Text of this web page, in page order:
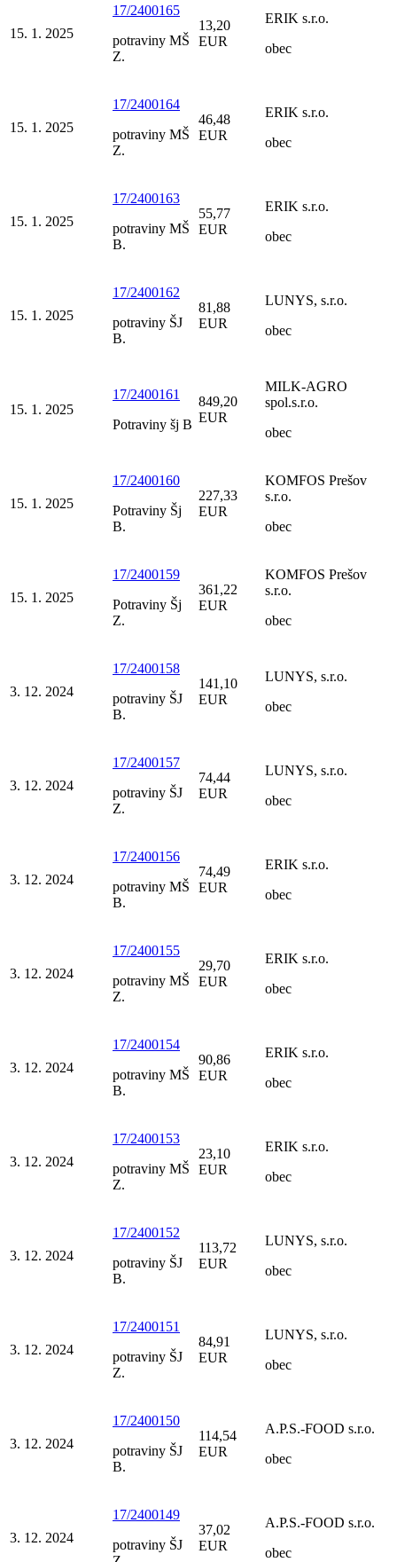
15. 1. 2025
17/2400165
potraviny MŠ
Z.
13,20
EUR
ERIK s.r.o.
obec
15. 1. 2025
17/2400164
potraviny MŠ
Z.
46,48
EUR
ERIK s.r.o.
obec
15. 1. 2025
17/2400163
potraviny MŠ
B.
55,77
EUR
ERIK s.r.o.
obec
15. 1. 2025
17/2400162
potraviny ŠJ
B.
81,88
EUR
LUNYS, s.r.o.
obec
15. 1. 2025
17/2400161
Potraviny šj B
849,20
EUR
MILK-AGRO
spol.s.r.o.
obec
15. 1. 2025
17/2400160
Potraviny Šj
B.
227,33
EUR
KOMFOS Prešov
s.r.o.
obec
15. 1. 2025
17/2400159
Potraviny Šj
Z.
361,22
EUR
KOMFOS Prešov
s.r.o.
obec
3. 12. 2024
17/2400158
potraviny ŠJ
B.
141,10
EUR
LUNYS, s.r.o.
obec
3. 12. 2024
17/2400157
potraviny ŠJ
Z.
74,44
EUR
LUNYS, s.r.o.
obec
3. 12. 2024
17/2400156
potraviny MŠ
B.
74,49
EUR
ERIK s.r.o.
obec
3. 12. 2024
17/2400155
potraviny MŠ
Z.
29,70
EUR
ERIK s.r.o.
obec
3. 12. 2024
17/2400154
potraviny MŠ
B.
90,86
EUR
ERIK s.r.o.
obec
3. 12. 2024
17/2400153
potraviny MŠ
Z.
23,10
EUR
ERIK s.r.o.
obec
3. 12. 2024
17/2400152
potraviny ŠJ
B.
113,72
EUR
LUNYS, s.r.o.
obec
3. 12. 2024
17/2400151
potraviny ŠJ
Z.
84,91
EUR
LUNYS, s.r.o.
obec
3. 12. 2024
17/2400150
potraviny ŠJ
B.
114,54
EUR
A.P.S.-FOOD s.r.o.
obec
3. 12. 2024
17/2400149
potraviny ŠJ
37,02
EUR
A.P.S.-FOOD s.r.o.
obec